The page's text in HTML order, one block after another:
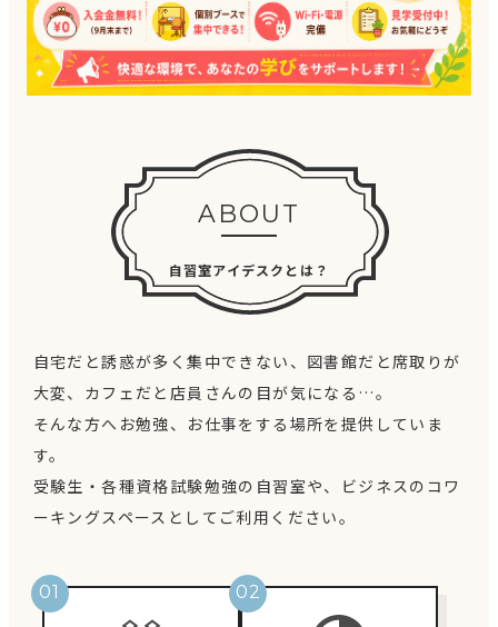
ABOUT
自習室アイデスクとは？
自宅だと誘惑が多く集中できない、図書館だと席取りが
大変、カフェだと店員さんの目が気になる…。
そんな方へお勉強、お仕事をする場所を提供していま
す。
受験生・各種資格試験勉強の自習室や、ビジネスのコワ
ーキングスペースとしてご利用ください。